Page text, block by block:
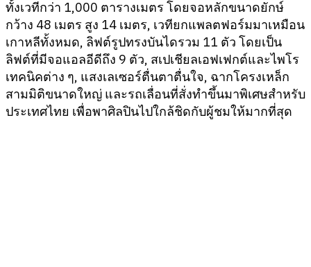
ทั้งเวทีกว่า 1,000 ตารางเมตร โดยจอหลักขนาดยักษ์
กว้าง 48 เมตร สูง 14 เมตร, เวทียกแพลตฟอร์มมาเหมือน
เกาหลีทั้งหมด, ลิฟต์รูปทรงบันไดรวม 11 ตัว โดยเป็น
ลิฟต์ที่มีจอแอลอีดีถึง 9 ตัว, สเปเชียลเอฟเฟกต์และไพโร
เทคนิคต่าง ๆ, แสงเลเซอร์ตื่นตาตื่นใจ, ฉากโครงเหล็ก
สามมิติขนาดใหญ่ และรถเลื่อนที่สั่งทำขึ้นมาพิเศษสำหรับ
ประเทศไทย เพื่อพาศิลปินไปใกล้ชิดกับผู้ชมให้มากที่สุด